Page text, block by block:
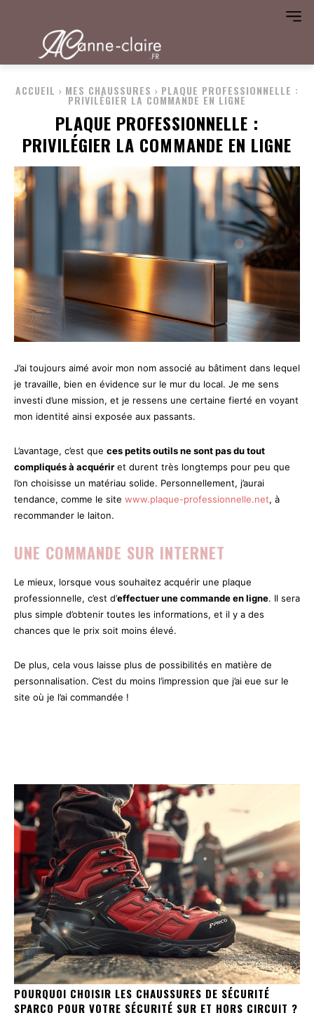
ACCUEIL MES CHAUSSURES PLAQUE PROFESSIONNELLE :
PRIVILÉGIER LA COMMANDE EN LIGNE
PLAQUE PROFESSIONNELLE :
PRIVILÉGIER LA COMMANDE EN LIGNE
J’ai toujours aimé avoir mon nom associé au bâtiment dans lequel
je travaille, bien en évidence sur le mur du local. Je me sens
investi d’une mission, et je ressens une certaine fierté en voyant
mon identité ainsi exposée aux passants.
L’avantage, c’est que ces petits outils ne sont pas du tout
compliqués à acquérir et durent très longtemps pour peu que
l’on choisisse un matériau solide. Personnellement, j’aurai
tendance, comme le site www.plaque-professionnelle.net, à
recommander le laiton.
UNE COMMANDE SUR INTERNET
Le mieux, lorsque vous souhaitez acquérir une plaque
professionnelle, c’est d’effectuer une commande en ligne. Il sera
plus simple d’obtenir toutes les informations, et il y a des
chances que le prix soit moins élevé.
De plus, cela vous laisse plus de possibilités en matière de
personnalisation. C’est du moins l’impression que j’ai eue sur le
site où je l’ai commandée !
POURQUOI CHOISIR LES CHAUSSURES DE SÉCURITÉ
SPARCO POUR VOTRE SÉCURITÉ SUR ET HORS CIRCUIT ?